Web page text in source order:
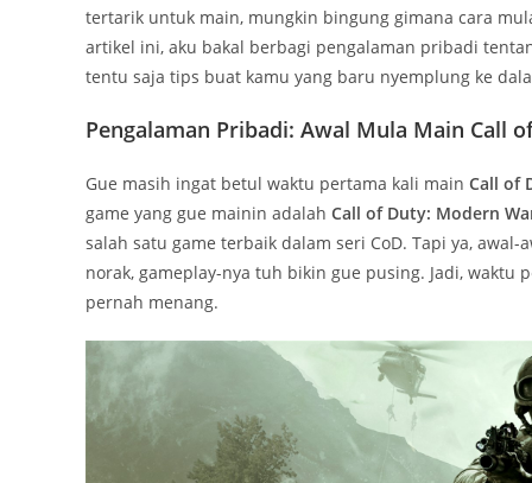
tertarik untuk main, mungkin bingung gimana cara
artikel ini, aku bakal berbagi pengalaman pribadi
tentu saja tips buat kamu yang baru nyemplung ke
Pengalaman Pribadi: Awal Mula Main Call
Gue masih ingat betul waktu pertama kali main Call of
game yang gue mainin adalah Call of Duty: Modern
salah satu game terbaik dalam seri CoD. Tapi ya,
norak, gameplay-nya tuh bikin gue pusing. Jadi,
pernah menang.